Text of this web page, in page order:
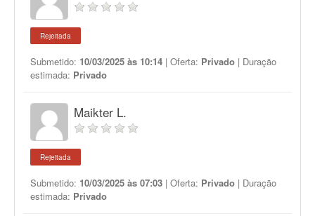
Rejeitada
Submetido: 10/03/2025 às 10:14 | Oferta: Privado | Duração
estimada: Privado
Maikter L.
Rejeitada
Submetido: 10/03/2025 às 07:03 | Oferta: Privado | Duração
estimada: Privado